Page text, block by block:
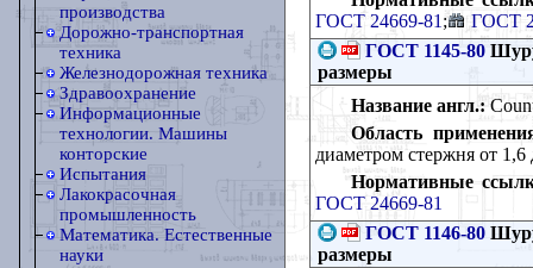
производства
Дорожно-транспортная
техника
Железнодорожная техника
Здравоохранение
Информационные
технологии. Машины
конторские
Испытания
Лакокрасочная
промышленность
Математика. Естественные
науки
ГОСТ 24669-81 ;
ГОСТ
ГОСТ 1145-80
размеры
Название англ.:
Область
диаметром стержня от
Нормативные
ГОСТ 24669-81
ГОСТ 1146-80
размеры